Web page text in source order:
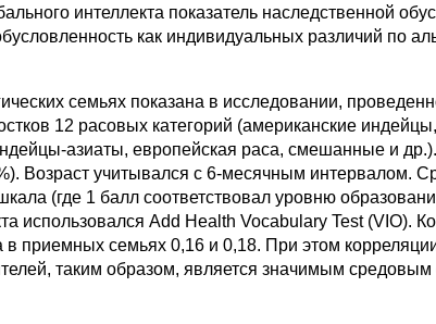
интеллекта показатель наследственной
как индивидуальных различий по
семьях показана в исследовании,
12 расовых категорий (американские
азиаты, европейская раса, смешанные и
Возраст учитывался с 6-месячным интервалом.
(где 1 балл соответствовал уровню
использовался Add Health Vocabulary Test (VIO).
в приемных семьях 0,16 и 0,18. При этом
таким образом, является значимым